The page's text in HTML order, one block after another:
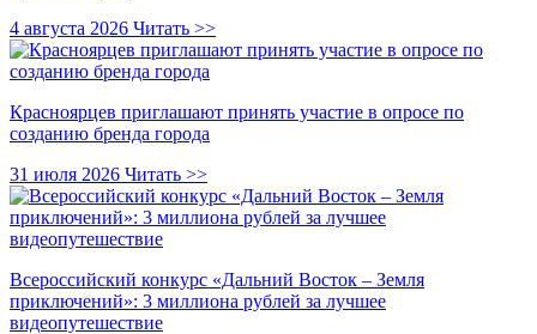
4 августа 2026 Читать >>
Красноярцев приглашают принять участие в опросе по
созданию бренда города
31 июля 2026 Читать >>
Всероссийский конкурс «Дальний Восток – Земля
приключений»: 3 миллиона рублей за лучшее
видеопутешествие